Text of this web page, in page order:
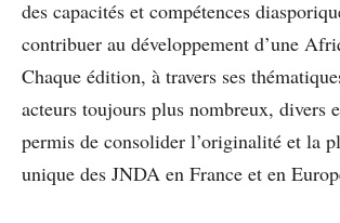
des capacités et compétences
contribuer au développement d’une
Chaque édition, à travers ses
acteurs toujours plus nombreux, divers
permis de consolider l’originalité et la
unique des JNDA en France et en